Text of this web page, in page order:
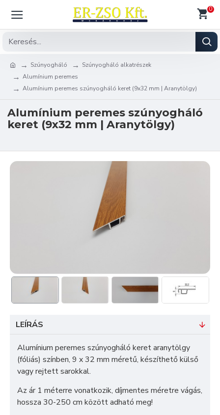
0
Szúnyogháló
Szúnyogháló alkatrészek
Alumínium peremes
Alumínium peremes szúnyogháló keret (9x32 mm | Aranytölgy)
Alumínium peremes szúnyogháló
keret (9x32 mm | Aranytölgy)
LEÍRÁS
Alumínium peremes szúnyogháló keret aranytölgy
(fóliás) színben, 9 x 32 mm méretű, készíthető külső
vagy rejtett sarokkal.
Az ár 1 méterre vonatkozik, díjmentes méretre vágás,
hossza 30-250 cm között adható meg!